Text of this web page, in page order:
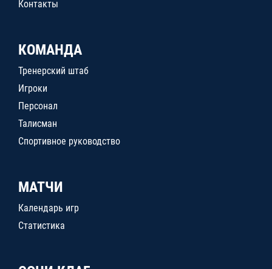
Контакты
КОМАНДА
Тренерский штаб
Игроки
Персонал
Талисман
Спортивное руководство
МАТЧИ
Календарь игр
Статистика